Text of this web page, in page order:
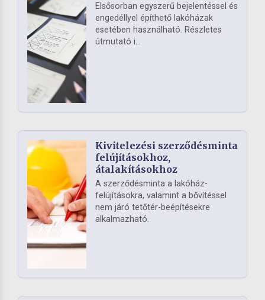
Elsősorban egyszerű bejelentéssel és
engedéllyel építhető lakóházak
esetében használható. Részletes
útmutató i...
Kivitelezési szerződésminta
felújításokhoz,
átalakításokhoz
A szerződésminta a lakóház-
felújításokra, valamint a bővítéssel
nem járó tetőtér-beépítésekre
alkalmazható.